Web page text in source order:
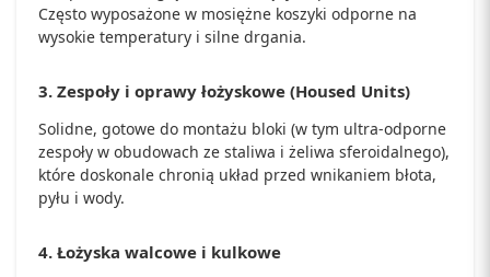
Często wyposażone w mosiężne koszyki odporne na
wysokie temperatury i silne drgania.
3. Zespoły i oprawy łożyskowe (Housed Units)
Solidne, gotowe do montażu bloki (w tym ultra-odporne
zespoły w obudowach ze staliwa i żeliwa sferoidalnego),
które doskonale chronią układ przed wnikaniem błota,
pyłu i wody.
4. Łożyska walcowe i kulkowe